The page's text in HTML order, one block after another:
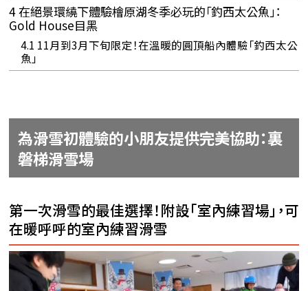
4在絕景環繞下體驗檜原湖冬季必玩的「釣西太公魚」：
Gold House目黑
4.1 11月到3月下旬限定！在溫暖的圓頂船內體驗「釣西太公
魚」
為滑雪初體驗的小朋友提供完美協助：裏
磐梯滑雪場
第一次滑雪的最佳選擇！附設「室內練習場」，可
在暖呼呼的室內練習滑雪